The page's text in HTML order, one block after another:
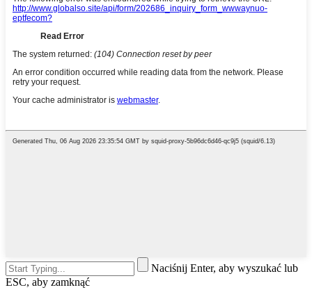
Naciśnij Enter, aby wyszukać lub
ESC, aby zamknąć